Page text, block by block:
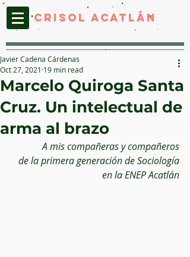
CRISOL ACATLáN
Marcelo Quiroga Santa
Cruz. Un intelectual de
arma al brazo
Javier Cadena Cárdenas
Oct 27, 2021 19 min read
A mis compañeras y compañeros
de la primera generación de Sociología
en la ENEP Acatlán